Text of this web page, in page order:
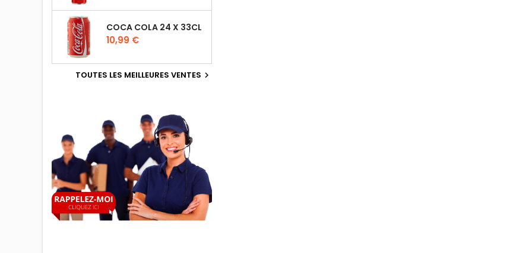
COCA COLA 24 X 33CL
10,99 €
TOUTES LES MEILLEURES VENTES 